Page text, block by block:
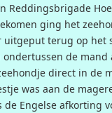
Reddingsbrigade
ging het
uitgeput terug op het
de mand
direct in de
was aan de
Engelse afkorting